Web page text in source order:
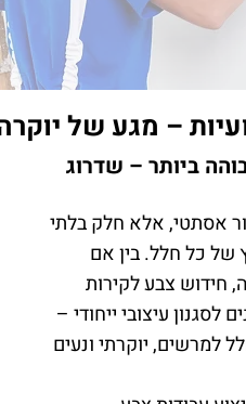
– מגע של
ביותר – שדרוג
אסתטי, אלא חלק בלתי
של כל חלל. בין אם
חידוש צבע לקירות
עיצובי ייחודי –
למרשים, יוקרתי ונעים